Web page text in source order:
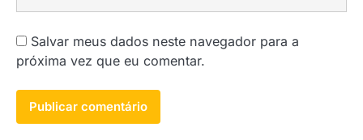
Salvar meus dados neste navegador para a
próxima vez que eu comentar.